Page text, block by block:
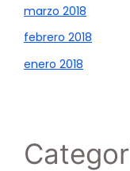
marzo 2018
febrero 2018
enero 2018